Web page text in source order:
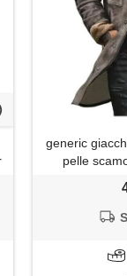
generic
pelle
cowboy con
casual in
manica